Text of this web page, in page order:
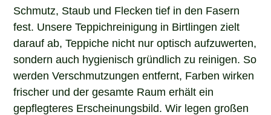
Schmutz, Staub und Flecken tief in den Fasern
fest. Unsere Teppichreinigung in Birtlingen zielt
darauf ab, Teppiche nicht nur optisch aufzuwerten,
sondern auch hygienisch gründlich zu reinigen. So
werden Verschmutzungen entfernt, Farben wirken
frischer und der gesamte Raum erhält ein
gepflegteres Erscheinungsbild. Wir legen großen